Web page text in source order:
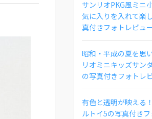
サンリオPKG風ミニ
気に入りを入れて楽
真付きフォトレビュ
昭和・平成の夏を思
リオミニキッズサン
の写真付きフォトレ
有色と透明が映える
ルトイ5の写真付き